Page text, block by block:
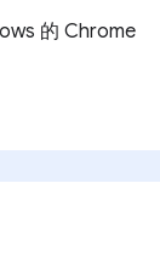
的 Chrome